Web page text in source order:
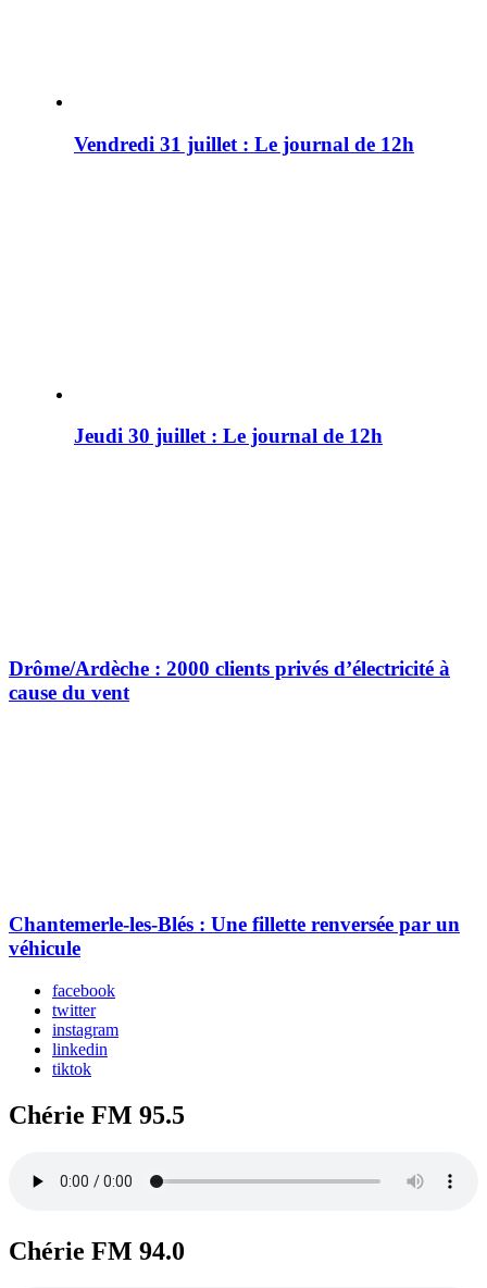
Vendredi 31 juillet : Le journal de 12h
Jeudi 30 juillet : Le journal de 12h
Drôme/Ardèche : 2000 clients privés d’électricité à
cause du vent
Chantemerle-les-Blés : Une fillette renversée par un
véhicule
facebook
twitter
instagram
linkedin
tiktok
Chérie FM 95.5
Chérie FM 94.0